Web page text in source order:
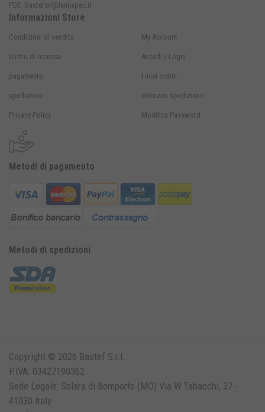
PEC: bastefsrl@lamiapec.it
Metodi di pagamento
Metodi di spedizioni
Informazioni Store
Condizioni di vendita
Diritto di recesso
pagamento
spedizione
Privacy Policy
My Account
Accedi / Login
I miei ordini
Indirizzo spedizione
Modifica Password
Copyright © 2026 Bastef S.r.l.
P.IVA: 03427190362
Sede Legale: Solara di Bomporto (MO) Via W.Tabacchi, 37 -
41030 Italy